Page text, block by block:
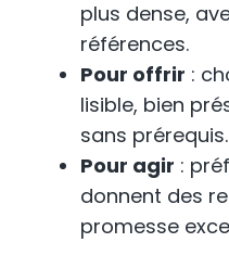
plus dense,
références.
Pour offrir :
lisible, bien
sans prérequis.
Pour agir :
donnent des
promesse